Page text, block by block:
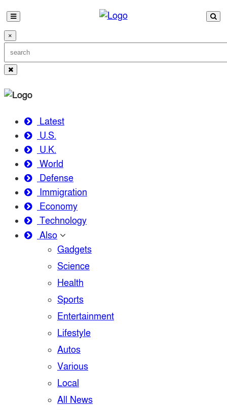
×
Latest
U.S.
U.K.
World
Defense
Immigration
Economy
Technology
Also
Gadgets
Science
Health
Sports
Entertainment
Lifestyle
Autos
Various
Local
All News